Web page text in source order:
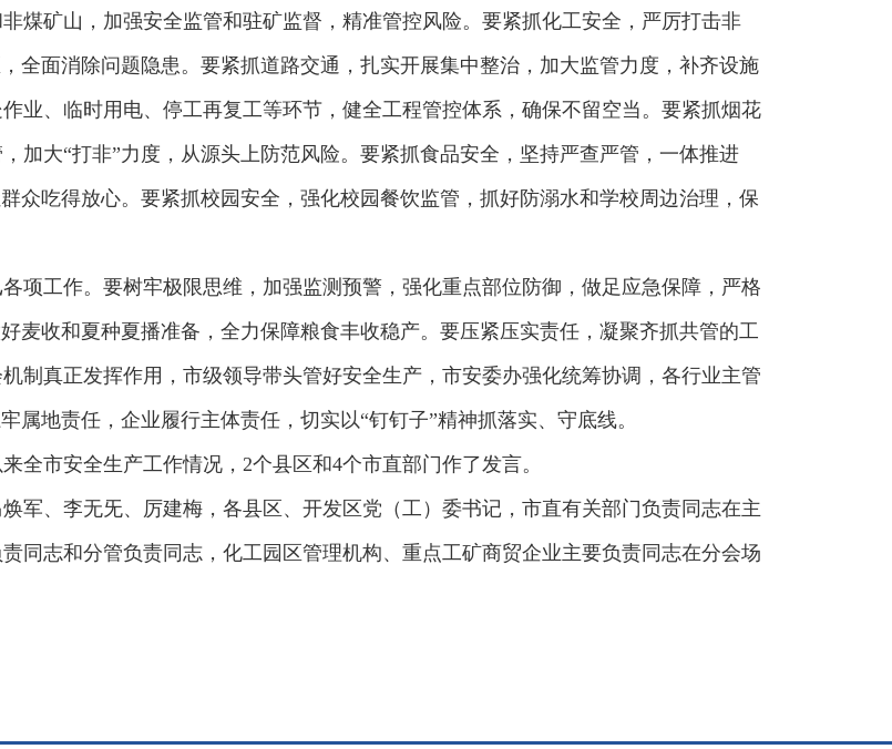
煤矿山，加强安全监管和驻矿监督，精准管控风险。要紧抓化工安全，严厉打击非
全面消除问题隐患。要紧抓道路交通，扎实开展集中整治，加大监管力度，补齐设施
业、临时用电、停工再复工等环节，健全工程管控体系，确保不留空当。要紧抓烟花
加大“打非”力度，从源头上防范风险。要紧抓食品安全，坚持严查严管，一体推进
众吃得放心。要紧抓校园安全，强化校园餐饮监管，抓好防溺水和学校周边治理，保
项工作。要树牢极限思维，加强监测预警，强化重点部位防御，做足应急保障，严格
麦收和夏种夏播准备，全力保障粮食丰收稳产。要压紧压实责任，凝聚齐抓共管的工
制真正发挥作用，市级领导带头管好安全生产，市安委办强化统筹协调，各行业主管
属地责任，企业履行主体责任，切实以“钉钉子”精神抓落实、守底线。
全市安全生产工作情况，2个县区和4个市直部门作了发言。
军、李无旡、厉建梅，各县区、开发区党（工）委书记，市直有关部门负责同志在主
同志和分管负责同志，化工园区管理机构、重点工矿商贸企业主要负责同志在分会场